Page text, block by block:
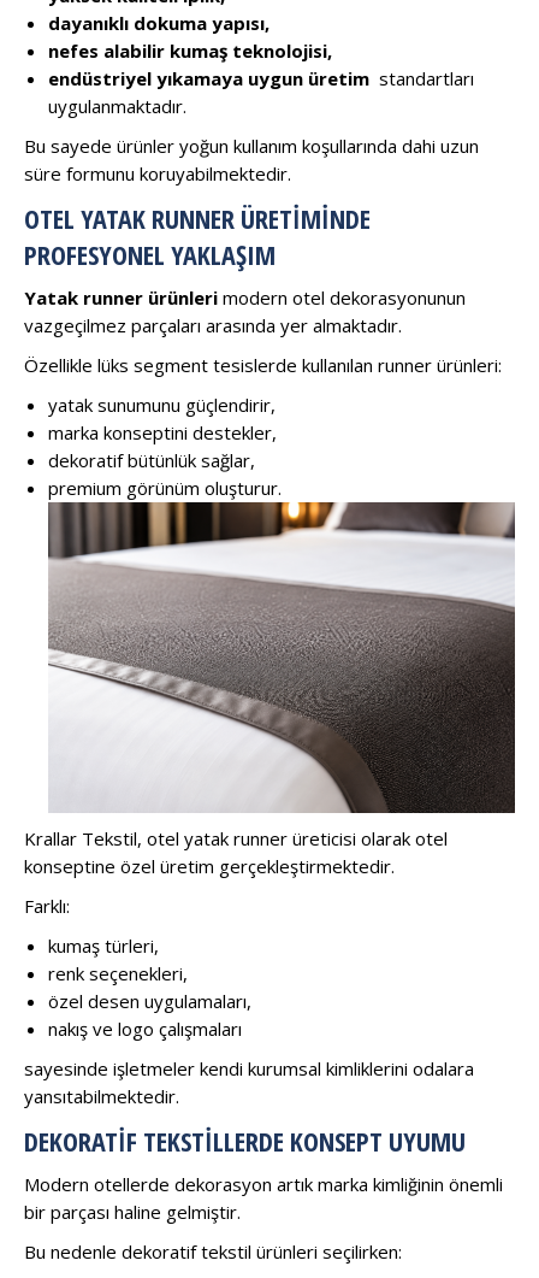
dayanıklı dokuma yapısı,
nefes alabilir kumaş teknolojisi,
endüstriyel yıkamaya uygun üretim standartları
uygulanmaktadır.
Bu sayede ürünler yoğun kullanım koşullarında dahi uzun
süre formunu koruyabilmektedir.
OTEL YATAK RUNNER ÜRETIMINDE
PROFESYONEL YAKLAŞIM
Yatak runner ürünleri modern otel dekorasyonunun
vazgeçilmez parçaları arasında yer almaktadır.
Özellikle lüks segment tesislerde kullanılan runner ürünleri:
yatak sunumunu güçlendirir,
marka konseptini destekler,
dekoratif bütünlük sağlar,
premium görünüm oluşturur.
Krallar Tekstil, otel yatak runner üreticisi olarak otel
konseptine özel üretim gerçekleştirmektedir.
Farklı:
kumaş türleri,
renk seçenekleri,
özel desen uygulamaları,
nakış ve logo çalışmaları
sayesinde işletmeler kendi kurumsal kimliklerini odalara
yansıtabilmektedir.
DEKORATIF TEKSTILLERDE KONSEPT UYUMU
Modern otellerde dekorasyon artık marka kimliğinin önemli
bir parçası haline gelmiştir.
Bu nedenle dekoratif tekstil ürünleri seçilirken: